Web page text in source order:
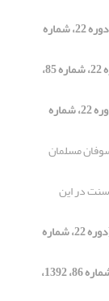
[دوره 22، شماره
[دوره 22، شماره 85،
[دوره 22، شماره
در این
[دوره 22، شماره
[دوره 22، شماره 86، 1392،